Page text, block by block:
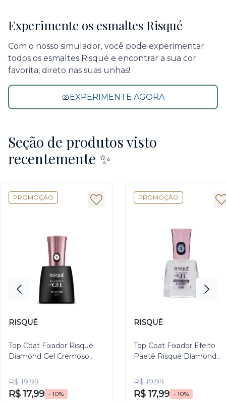
Experimente os esmaltes Risqué
Com o nosso simulador, você pode experimentar
todos os esmaltes Risqué e encontrar a sua cor
favorita, direto nas suas unhas!
EXPERIMENTE AGORA
Seção de produtos visto
recentemente ✨
PROMOÇÃO
RISQUÉ
Top Coat Fixador Risqué
Diamond Gel Cremoso
R$ 19,99
R$ 17,99 - 10%
PROMOÇÃO
RISQUÉ
Top Coat Fixador Efeito
Paetê Risqué Diamond
R$ 19,99
R$ 17,99 - 10%